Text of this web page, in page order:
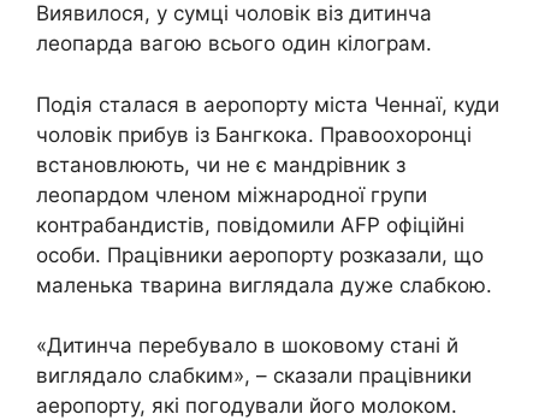
Виявилося, у сумці чоловік віз дитинча
леопарда вагою всього один кілограм.
Подія сталася в аеропорту міста Ченнаї, куди
чоловік прибув із Бангкока. Правоохоронці
встановлюють, чи не є мандрівник з
леопардом членом міжнародної групи
контрабандистів, повідомили AFP офіційні
особи. Працівники аеропорту розказали, що
маленька тварина виглядала дуже слабкою.
«Дитинча перебувало в шоковому стані й
виглядало слабким», – сказали працівники
аеропорту, які погодували його молоком.